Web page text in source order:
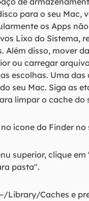
para o seu Mac,
os Apps
Lixo do Sistema,
Além disso, mover
ou carregar
escolhas. Uma das
seu Mac. Siga as
limpar o cache do
ícone do Finder no
superior, clique em
pasta".
Library/Caches e